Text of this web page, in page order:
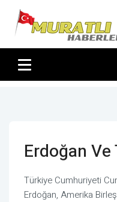
Erdoğan
Türkiye Cumhuriyeti
Erdoğan, Amerika